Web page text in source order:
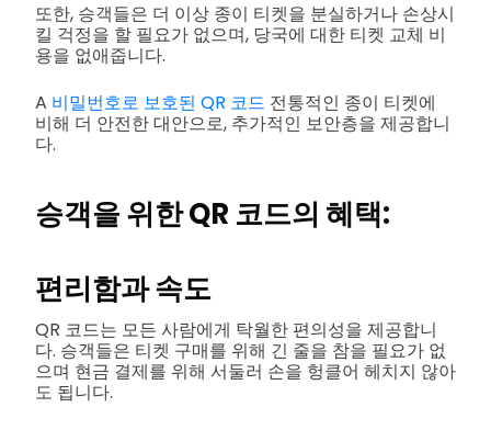
또한, 승객들은 더 이상 종이 티켓을 분실하거나 손상시
킬 걱정을 할 필요가 없으며, 당국에 대한 티켓 교체 비
용을 없애줍니다.
A 비밀번호로 보호된 QR 코드 전통적인 종이 티켓에
비해 더 안전한 대안으로, 추가적인 보안층을 제공합니
다.
승객을 위한 QR 코드의 혜택:
편리함과 속도
QR 코드는 모든 사람에게 탁월한 편의성을 제공합니
다. 승객들은 티켓 구매를 위해 긴 줄을 참을 필요가 없
으며 현금 결제를 위해 서둘러 손을 헝클어 헤치지 않아
도 됩니다.